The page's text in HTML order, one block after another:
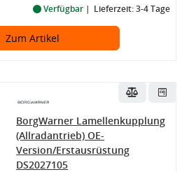
Verfügbar Lieferzeit: 3-4 Tage
Zum Artikel
BorgWarner Lamellenkupplung
(Allradantrieb) OE-
Version/Erstausrüstung
DS2027105